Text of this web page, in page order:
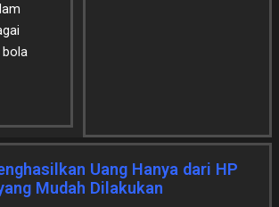
Uang Hanya dari HP
Mudah Dilakukan